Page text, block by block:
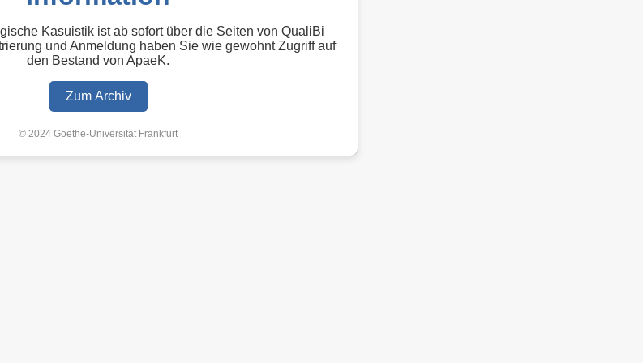
Kasuistik ist ab sofort über die Seiten von QualiBi
und Anmeldung haben Sie wie gewohnt Zugriff auf
den Bestand von ApaeK.
Zum Archiv
© 2024 Goethe-Universität Frankfurt